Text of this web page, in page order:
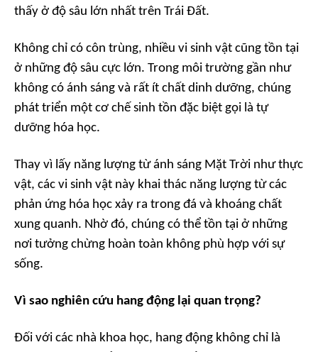
thấy ở độ sâu lớn nhất trên Trái Đất.
Không chỉ có côn trùng, nhiều vi sinh vật cũng tồn tại
ở những độ sâu cực lớn. Trong môi trường gần như
không có ánh sáng và rất ít chất dinh dưỡng, chúng
phát triển một cơ chế sinh tồn đặc biệt gọi là tự
dưỡng hóa học.
Thay vì lấy năng lượng từ ánh sáng Mặt Trời như thực
vật, các vi sinh vật này khai thác năng lượng từ các
phản ứng hóa học xảy ra trong đá và khoáng chất
xung quanh. Nhờ đó, chúng có thể tồn tại ở những
nơi tưởng chừng hoàn toàn không phù hợp với sự
sống.
Vì sao nghiên cứu hang động lại quan trọng?
Đối với các nhà khoa học, hang động không chỉ là